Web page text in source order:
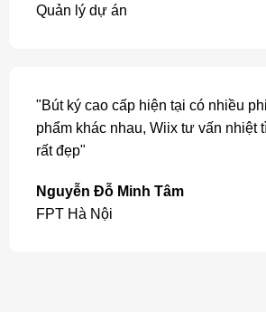
Quản lý dự án
"Bút ký cao cấp hiện tại có nhiều
phẩm khác nhau, Wiix tư vấn nhiệt
rất đẹp"
Nguyễn Đỗ Minh Tâm
FPT Hà Nội